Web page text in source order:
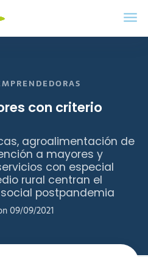
con criterio
agroalimentación de
a mayores y
con especial
rural centran el
postpandemia
09/09/2021